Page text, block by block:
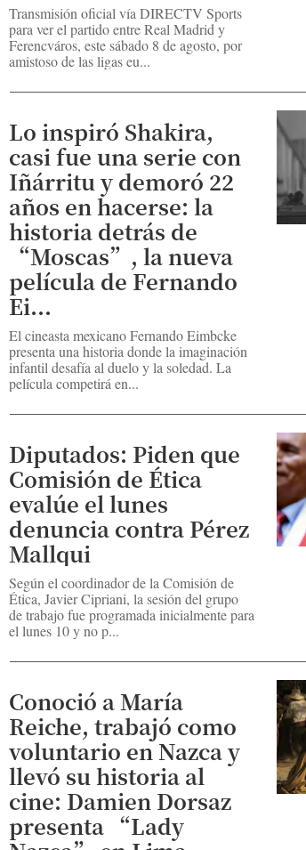
Transmisión oficial vía DIRECTV Sports
para ver el partido entre Real Madrid y
Ferencváros, este sábado 8 de agosto, por
amistoso de las ligas eu...
Lo inspiró Shakira,
casi fue una serie con
Iñárritu y demoró 22
años en hacerse: la
historia detrás de
“Moscas”, la nueva
película de Fernando
Ei...
El cineasta mexicano Fernando Eimbcke
presenta una historia donde la imaginación
infantil desafía al duelo y la soledad. La
película competirá en...
Diputados: Piden que
Comisión de Ética
evalúe el lunes
denuncia contra Pérez
Mallqui
Según el coordinador de la Comisión de
Ética, Javier Cipriani, la sesión del grupo
de trabajo fue programada inicialmente para
el lunes 10 y no p...
Conoció a María
Reiche, trabajó como
voluntario en Nazca y
llevó su historia al
cine: Damien Dorsaz
presenta “Lady